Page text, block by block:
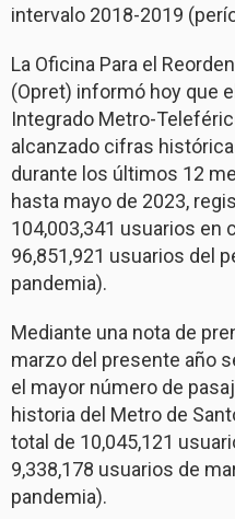
intervalo 2018-2019
La Oficina Para el
(Opret) informó hoy que
Integrado Metro-
alcanzado cifras
durante los últimos 12
hasta mayo de 2023,
104,003,341 usuarios en
96,851,921 usuarios del
pandemia).
Mediante una nota de
marzo del presente año
el mayor número de
historia del Metro de
total de 10,045,121
9,338,178 usuarios de
pandemia).